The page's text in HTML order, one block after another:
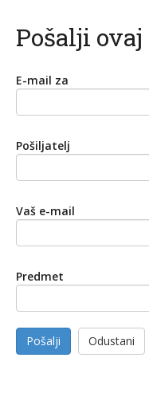
Pošalji
E-mail za
Pošiljatelj
Vaš e-mail
Predmet
Pošalji Odustani